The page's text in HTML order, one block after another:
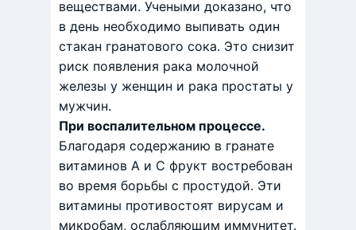
веществами. Учеными доказано, что
в день необходимо выпивать один
стакан гранатового сока. Это снизит
риск появления рака молочной
железы у женщин и рака простаты у
мужчин.
При воспалительном процессе.
Благодаря содержанию в гранате
витаминов А и С фрукт востребован
во время борьбы с простудой. Эти
витамины противостоят вирусам и
микробам, ослабляющим иммунитет.